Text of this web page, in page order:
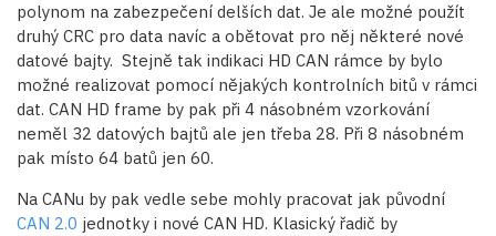
polynom na zabezpečení delších dat. Je ale možné použít
druhý CRC pro data navíc a obětovat pro něj některé nové
datové bajty. Stejně tak indikaci HD CAN rámce by bylo
možné realizovat pomocí nějakých kontrolních bitů v rámci
dat. CAN HD frame by pak při 4 násobném vzorkování
neměl 32 datových bajtů ale jen třeba 28. Při 8 násobném
pak místo 64 batů jen 60.
Na CANu by pak vedle sebe mohly pracovat jak původní
CAN 2.0 jednotky i nové CAN HD. Klasický řadič by